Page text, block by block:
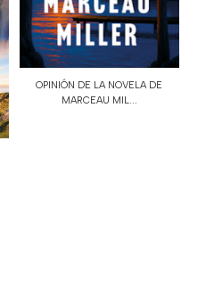
OPINIÓN DE LA NOVELA DE
MARCEAU MIL...